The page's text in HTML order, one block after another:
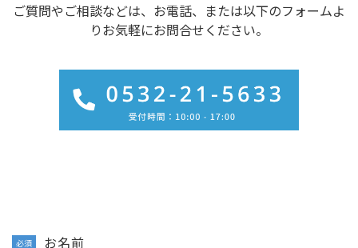
ご質問やご相談などは、お電話、または以下のフォームよ
りお気軽にお問合せください。
必須 お名前